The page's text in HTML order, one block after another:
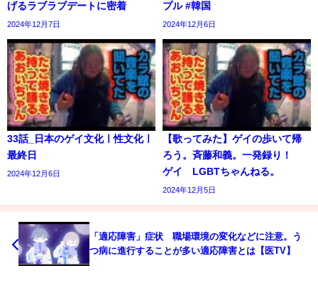
げるラブラブデートに密着
2024年12月7日
プル #韓国
2024年12月6日
33話_日本のゲイ文化ㅣ性文化ㅣ
最終日
2024年12月6日
【歌ってみた】ゲイの歩いて帰
ろう。斉藤和義。一発録り！
ゲイ LGBTちゃんねる。
2024年12月5日
「適応障害」症状 職場環境の変化などに注意。う
つ病に進行することが多い適応障害とは【医TV】